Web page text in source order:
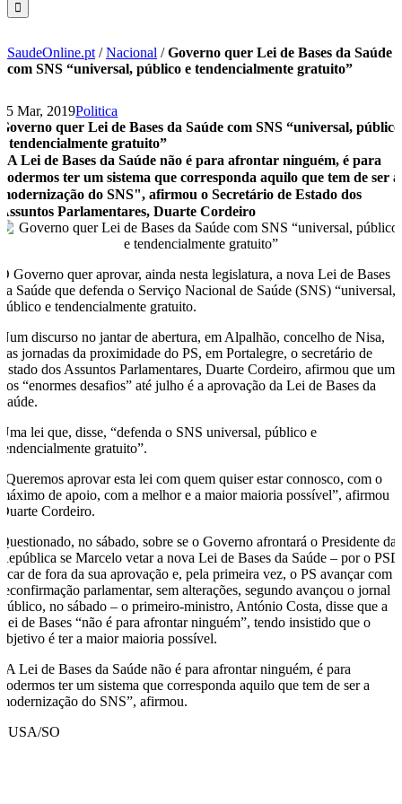
SaudeOnline.pt /Nacional /Governo quer Lei de Bases da Saúde
com SNS “universal, público e tendencialmente gratuito”
25 Mar, 2019Politica
Governo quer Lei de Bases da Saúde com SNS “universal, público
e tendencialmente gratuito”
"A Lei de Bases da Saúde não é para afrontar ninguém, é para
podermos ter um sistema que corresponda aquilo que tem de ser a
modernização do SNS", afirmou o Secretário de Estado dos
Assuntos Parlamentares, Duarte Cordeiro
O Governo quer aprovar, ainda nesta legislatura, a nova Lei de Bases
da Saúde que defenda o Serviço Nacional de Saúde (SNS) “universal,
público e tendencialmente gratuito.
Num discurso no jantar de abertura, em Alpalhão, concelho de Nisa,
das jornadas da proximidade do PS, em Portalegre, o secretário de
Estado dos Assuntos Parlamentares, Duarte Cordeiro, afirmou que um
dos “enormes desafios” até julho é a aprovação da Lei de Bases da
Saúde.
Uma lei que, disse, “defenda o SNS universal, público e
tendencialmente gratuito”.
“Queremos aprovar esta lei com quem quiser estar connosco, com o
máximo de apoio, com a melhor e a maior maioria possível”, afirmou
Duarte Cordeiro.
Questionado, no sábado, sobre se o Governo afrontará o Presidente da
República se Marcelo vetar a nova Lei de Bases da Saúde – por o PSD
ficar de fora da sua aprovação e, pela primeira vez, o PS avançar com a
reconfirmação parlamentar, sem alterações, segundo avançou o jornal
Público, no sábado – o primeiro-ministro, António Costa, disse que a
Lei de Bases “não é para afrontar ninguém”, tendo insistido que o
objetivo é ter a maior maioria possível.
“A Lei de Bases da Saúde não é para afrontar ninguém, é para
podermos ter um sistema que corresponda aquilo que tem de ser a
modernização do SNS”, afirmou.
LUSA/SO